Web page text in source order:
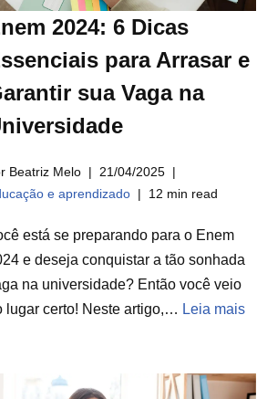
2024: 6 Dicas
para Arrasar e
sua Vaga na
Beatriz Melo
21/04/2025
e aprendizado
12 min read
está se preparando para o Enem
e deseja conquistar a tão sonhada
na universidade? Então você veio
lugar certo! Neste artigo,… Leia mais